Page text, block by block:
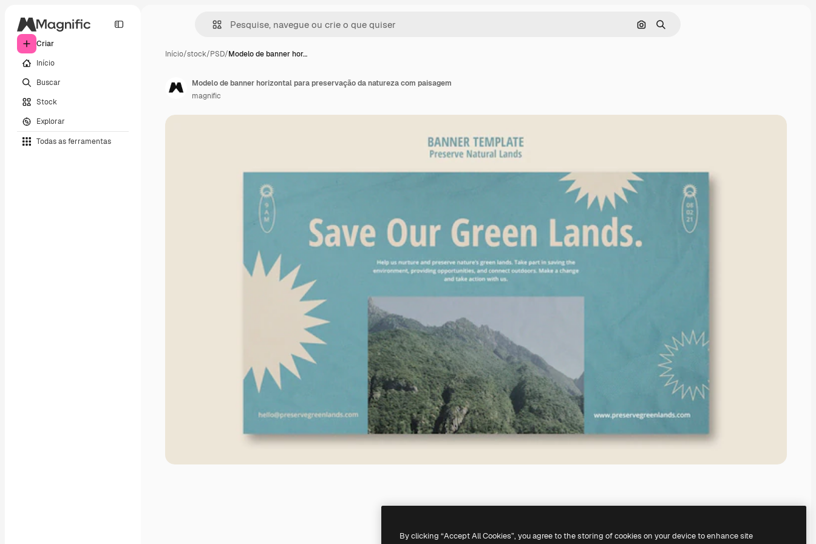
Criar
Início
Buscar
Stock
Explorar
Todas as ferramentas
Pesquisar por imagem
Buscar
Início/stock/PSD/Modelo de banner hor…
Modelo de banner horizontal para preservação da natureza com paisagem
magnific
By clicking “Accept All Cookies”, you agree to the storing of cookies on your device to enhance site